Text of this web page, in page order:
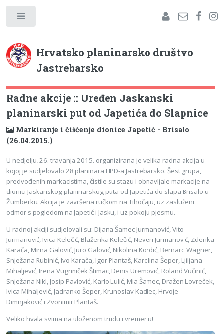
Hrvatsko planinarsko društvo
Jastrebarsko
Radne akcije :: Uređen Jaskanski
planinarski put od Japetića do Slapnice
Markiranje i čišćenje dionice Japetić - Brisalo
(26.04.2015.)
U nedjelju, 26. travanja 2015. organizirana je velika radna akcija u
kojoj je sudjelovalo 28 planinara HPD-a Jastrebarsko. Šest grupa,
predvođenih markacistima, čistile su stazu i obnavljale markacije na
dionici Jaskanskog planinarskog puta od Japetića do slapa Brisalo u
Žumberku. Akcija je završena ručkom na Tihočaju, uz zasluženi
odmor s pogledom na Japetić i Jasku, i uz pokoju pjesmu.
U radnoj akciji sudjelovali su: Dijana Šamec Jurmanović, Vito
Jurmanović, Ivica Kelečić, Blaženka Kelečić, Neven Jurmanović, Zdenka
Karača, Mirna Galović, Juro Galović, Nikolina Kordić, Bernard Wagner,
Snježana Rubinić, Ivo Karača, Igor Plantaš, Karolina Šeper, Ljiljana
Mihaljević, Irena Vugriniček Štimac, Denis Uremović, Roland Vučinić,
Snježana Nikl, Josip Pavlović, Karlo Lulić, Mia Šamec, Dražen Lovreček,
Ivica Mihaljević, Jadranko Šeper, Krunoslav Kadlec, Hrvoje
Dimnjaković i Zvonimir Plantaš.
Veliko hvala svima na uloženom trudu i vremenu!